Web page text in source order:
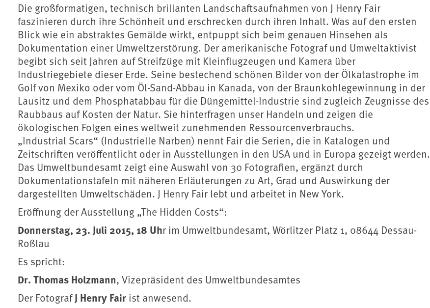
Die großformatigen, technisch brillanten Landschaftsaufnahmen von J Henry Fair
faszinieren durch ihre Schönheit und erschrecken durch ihren Inhalt. Was auf den ersten
Blick wie ein abstraktes Gemälde wirkt, entpuppt sich beim genauen Hinsehen als
Dokumentation einer Umweltzerstörung. Der amerikanische Fotograf und Umweltaktivist
begibt sich seit Jahren auf Streifzüge mit Kleinflugzeugen und Kamera über
Industriegebiete dieser Erde. Seine bestechend schönen Bilder von der Ölkatastrophe im
Golf von Mexiko oder vom Öl-Sand-Abbau in Kanada, von der Braunkohlegewinnung in der
Lausitz und dem Phosphatabbau für die Düngemittel-Industrie sind zugleich Zeugnisse des
Raubbaus auf Kosten der Natur. Sie hinterfragen unser Handeln und zeigen die
ökologischen Folgen eines weltweit zunehmenden Ressourcenverbrauchs.
„Industrial Scars“ (Industrielle Narben) nennt Fair die Serien, die in Katalogen und
Zeitschriften veröffentlicht oder in Ausstellungen in den USA und in Europa gezeigt werden.
Das Umweltbundesamt zeigt eine Auswahl von 30 Fotografien, ergänzt durch
Dokumentationstafeln mit näheren Erläuterungen zu Art, Grad und Auswirkung der
dargestellten Umweltschäden. J Henry Fair lebt und arbeitet in New York.
Eröffnung der Ausstellung „The Hidden Costs“:
Donnerstag, 23. Juli 2015, 18 Uhr im Umweltbundesamt, Wörlitzer Platz 1, 08644 Dessau-
Roßlau
Es spricht:
Dr. Thomas Holzmann, Vizepräsident des Umweltbundesamtes
Der FotografJ Henry Fair ist anwesend.